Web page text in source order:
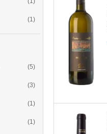
(1)
(5)
(3)
(1)
(1)